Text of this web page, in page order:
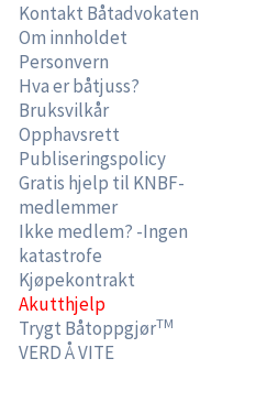
Kontakt Båtadvokaten
Om innholdet
Personvern
Hva er båtjuss?
Bruksvilkår
Opphavsrett
Publiseringspolicy
Gratis hjelp til KNBF-
medlemmer
Ikke medlem? -Ingen
katastrofe
Kjøpekontrakt
Akutthjelp
Trygt BåtoppgjørTM
VERD Å VITE